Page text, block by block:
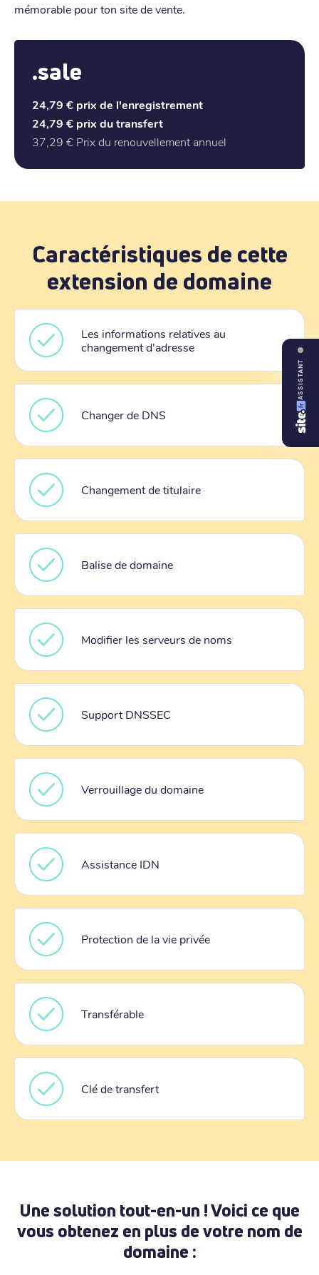
mémorable pour ton site de vente.
.sale
24,79 € prix de l'enregistrement
24,79 € prix du transfert
37,29 € Prix du renouvellement annuel
Caractéristiques de cette
extension de domaine
Les informations relatives au
changement d'adresse
Changer de DNS
Changement de titulaire
Balise de domaine
Modifier les serveurs de noms
Support DNSSEC
Verrouillage du domaine
Assistance IDN
Protection de la vie privée
Transférable
Clé de transfert
Une solution tout-en-un ! Voici ce que
vous obtenez en plus de votre nom de
domaine :
ASSISTANT